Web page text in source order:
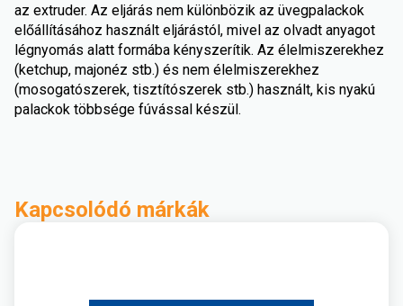
az extruder. Az eljárás nem különbözik az üvegpalackok
előállításához használt eljárástól, mivel az olvadt anyagot
légnyomás alatt formába kényszerítik. Az élelmiszerekhez
(ketchup, majonéz stb.) és nem élelmiszerekhez
(mosogatószerek, tisztítószerek stb.) használt, kis nyakú
palackok többsége fúvással készül.
Kapcsolódó márkák